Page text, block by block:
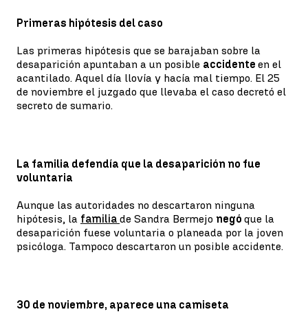
Primeras hipótesis del caso
Las primeras hipótesis que se barajaban sobre la
desaparición apuntaban a un posible accidente en el
acantilado. Aquel día llovía y hacía mal tiempo. El 25
de noviembre el juzgado que llevaba el caso decretó el
secreto de sumario.
La familia defendía que la desaparición no fue
voluntaria
Aunque las autoridades no descartaron ninguna
hipótesis, la familia de Sandra Bermejo negó que la
desaparición fuese voluntaria o planeada por la joven
psicóloga. Tampoco descartaron un posible accidente.
30 de noviembre, aparece una camiseta